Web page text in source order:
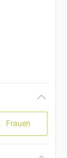
Frauen